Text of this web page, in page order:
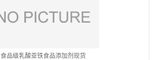
食品级乳酸亚铁食品添加剂现货